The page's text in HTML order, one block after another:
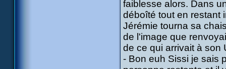
faiblesse alors. Dans
déboîté tout en restant
Jérémie tourna sa
de l'image que
de ce qui arrivait à son
- Bon euh Sissi je sais